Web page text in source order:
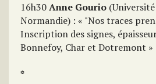
16h30Anne Gourio
Normandie) : « "Nos traces
Inscription des signes,
Bonnefoy, Char et Dotremont »
*